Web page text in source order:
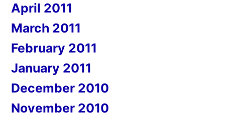
April 2011
March 2011
February 2011
January 2011
December 2010
November 2010